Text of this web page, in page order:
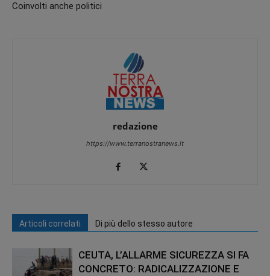
Coinvolti anche politici
redazione
https://www.terranostranews.it
Articoli correlati Di più dello stesso autore
CEUTA, L’ALLARME SICUREZZA SI FA
CONCRETO: RADICALIZZAZIONE E